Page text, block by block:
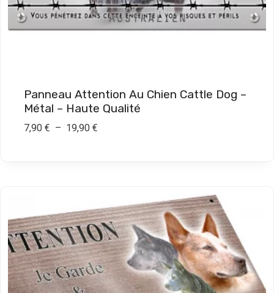
0
€
,
9
0
Panneau Attention Au Chien Cattle Dog –
Métal – Haute Qualité
7,90 € – 19,90 €P
d
e
p
r
i
x